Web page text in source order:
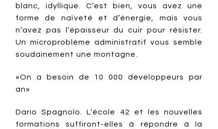
blanc, idyllique. C’est bien, vous avez une
forme de naïveté et d’énergie, mais vous
n’avez pas l’épaisseur du cuir pour résister.
Un microproblème administratif vous semble
soudainement une montagne.
«On a besoin de 10 000 développeurs par
an»
Dario Spagnolo. L’école 42 et les nouvelles
formations suffiront-elles à répondre à la